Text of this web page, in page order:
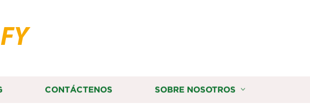
CONTÁCTENOS SOBRE NOSOTROS